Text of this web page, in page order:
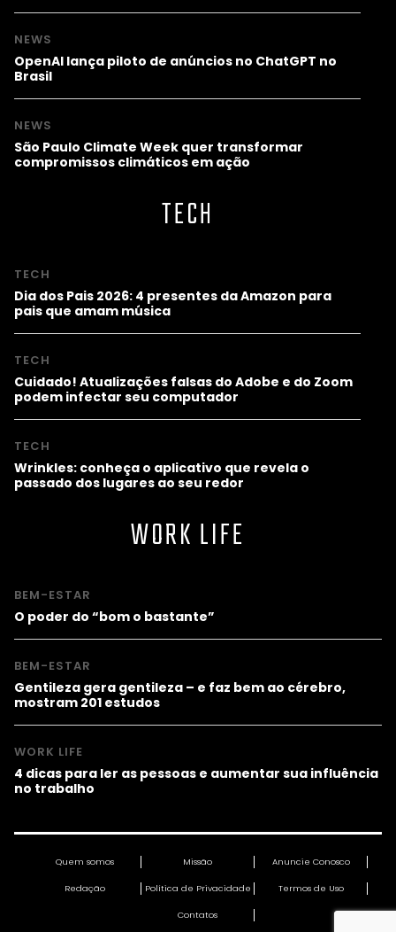
NEWS
OpenAI lança piloto de anúncios no ChatGPT no
Brasil
NEWS
São Paulo Climate Week quer transformar
compromissos climáticos em ação
TECH
TECH
Dia dos Pais 2026: 4 presentes da Amazon para
pais que amam música
TECH
Cuidado! Atualizações falsas do Adobe e do Zoom
podem infectar seu computador
TECH
Wrinkles: conheça o aplicativo que revela o
passado dos lugares ao seu redor
WORK LIFE
BEM-ESTAR
O poder do “bom o bastante”
BEM-ESTAR
Gentileza gera gentileza – e faz bem ao cérebro,
mostram 201 estudos
WORK LIFE
4 dicas para ler as pessoas e aumentar sua influência
no trabalho
Quem somos Missão Anuncie Conosco
Redação Política de Privacidade Termos de Uso
Contatos